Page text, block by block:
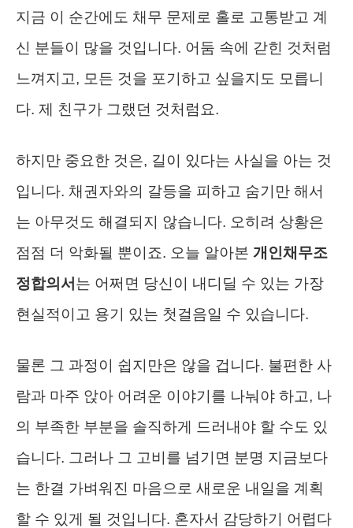
지금 이 순간에도 채무 문제로 홀로 고통받고 계
신 분들이 많을 것입니다. 어둠 속에 갇힌 것처럼
느껴지고, 모든 것을 포기하고 싶을지도 모릅니
다. 제 친구가 그랬던 것처럼요.
하지만 중요한 것은, 길이 있다는 사실을 아는 것
입니다. 채권자와의 갈등을 피하고 숨기만 해서
는 아무것도 해결되지 않습니다. 오히려 상황은
점점 더 악화될 뿐이죠. 오늘 알아본 개인채무조
정합의서 는 어쩌면 당신이 내디딜 수 있는 가장
현실적이고 용기 있는 첫걸음일 수 있습니다.
물론 그 과정이 쉽지만은 않을 겁니다. 불편한 사
람과 마주 앉아 어려운 이야기를 나눠야 하고, 나
의 부족한 부분을 솔직하게 드러내야 할 수도 있
습니다. 그러나 그 고비를 넘기면 분명 지금보다
는 한결 가벼워진 마음으로 새로운 내일을 계획
할 수 있게 될 것입니다. 혼자서 감당하기 어렵다